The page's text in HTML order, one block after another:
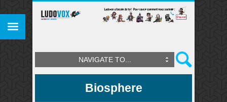
NAVIGATE TO...
Biosphere